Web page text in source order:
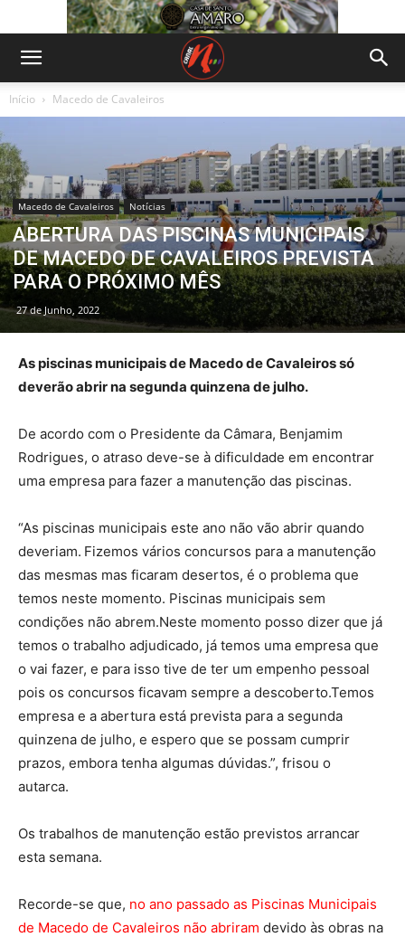
Início Macedo de Cavaleiros
Macedo de Cavaleiros Notícias
ABERTURA DAS PISCINAS MUNICIPAIS
DE MACEDO DE CAVALEIROS PREVISTA
PARA O PRÓXIMO MÊS
27 de Junho, 2022
As piscinas municipais de Macedo de Cavaleiros só
deverão abrir na segunda quinzena de julho.
De acordo com o Presidente da Câmara, Benjamim
Rodrigues, o atraso deve-se à dificuldade em encontrar
uma empresa para fazer a manutenção das piscinas.
“As piscinas municipais este ano não vão abrir quando
deveriam. Fizemos vários concursos para a manutenção
das mesmas mas ficaram desertos, é o problema que
temos neste momento. Piscinas municipais sem
condições não abrem.Neste momento posso dizer que já
temos o trabalho adjudicado, já temos uma empresa que
o vai fazer, e para isso tive de ter um empenho pessoal
pois os concursos ficavam sempre a descoberto.Temos
empresa e a abertura está prevista para a segunda
quinzena de julho, e espero que se possam cumprir
prazos, embora tenha algumas dúvidas.”, frisou o
autarca.
Os trabalhos de manutenção estão previstos arrancar
esta semana.
Recorde-se que, no ano passado as Piscinas Municipais
de Macedo de Cavaleiros não abriram devido às obras na